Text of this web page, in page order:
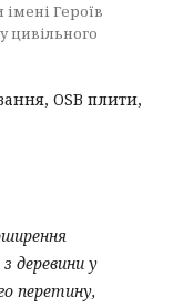
Героїв
цивільного
OSB плити,
деревини у
перетину,